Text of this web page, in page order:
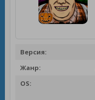
Версия:
Жанр:
OS: